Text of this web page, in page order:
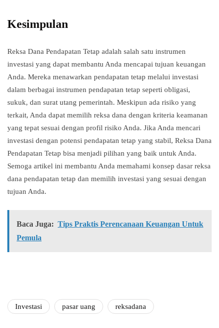
Kesimpulan
Reksa Dana Pendapatan Tetap adalah salah satu instrumen
investasi yang dapat membantu Anda mencapai tujuan keuangan
Anda. Mereka menawarkan pendapatan tetap melalui investasi
dalam berbagai instrumen pendapatan tetap seperti obligasi,
sukuk, dan surat utang pemerintah. Meskipun ada risiko yang
terkait, Anda dapat memilih reksa dana dengan kriteria keamanan
yang tepat sesuai dengan profil risiko Anda. Jika Anda mencari
investasi dengan potensi pendapatan tetap yang stabil, Reksa Dana
Pendapatan Tetap bisa menjadi pilihan yang baik untuk Anda.
Semoga artikel ini membantu Anda memahami konsep dasar reksa
dana pendapatan tetap dan memilih investasi yang sesuai dengan
tujuan Anda.
Baca Juga: Tips Praktis Perencanaan Keuangan Untuk
Pemula
Investasi pasar uang reksadana